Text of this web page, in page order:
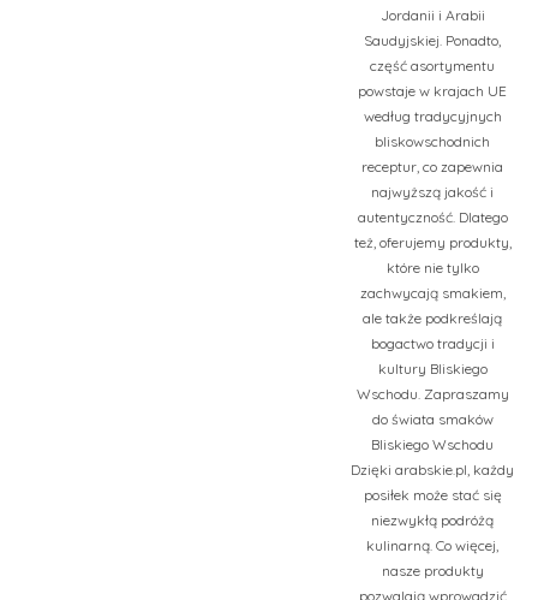
Jordanii i Arabii
Saudyjskiej. Ponadto,
część asortymentu
powstaje w krajach UE
według tradycyjnych
bliskowschodnich
receptur, co zapewnia
najwyższą jakość i
autentyczność. Dlatego
też, oferujemy produkty,
które nie tylko
zachwycają smakiem,
ale także podkreślają
bogactwo tradycji i
kultury Bliskiego
Wschodu. Zapraszamy
do świata smaków
Bliskiego Wschodu
Dzięki arabskie.pl, każdy
posiłek może stać się
niezwykłą podróżą
kulinarną. Co więcej,
nasze produkty
pozwalają wprowadzić